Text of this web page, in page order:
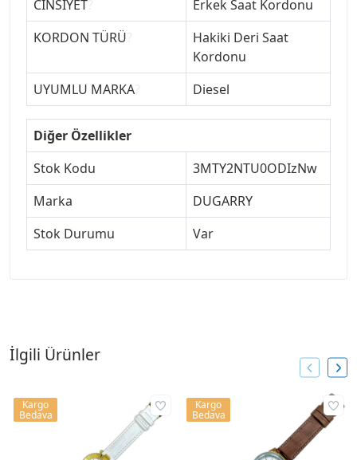
CİNSİYET
Erkek Saat Kordonu
KORDON TÜRÜ
Hakiki Deri Saat
Kordonu
UYUMLU MARKA
Diesel
Diğer Özellikler
Stok Kodu
3MTY2NTU0ODIzNw
Marka
DUGARRY
Stok Durumu
Var
İlgili Ürünler
Kargo
Bedava
Kargo
Bedava